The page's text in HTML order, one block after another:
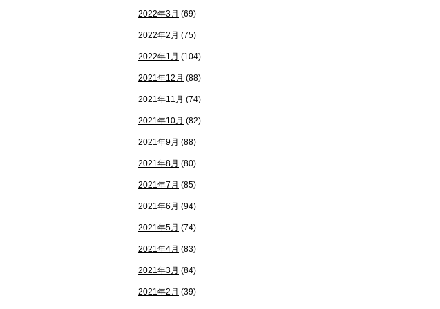
2022年3月 (69)
2022年2月 (75)
2022年1月 (104)
2021年12月 (88)
2021年11月 (74)
2021年10月 (82)
2021年9月 (88)
2021年8月 (80)
2021年7月 (85)
2021年6月 (94)
2021年5月 (74)
2021年4月 (83)
2021年3月 (84)
2021年2月 (39)